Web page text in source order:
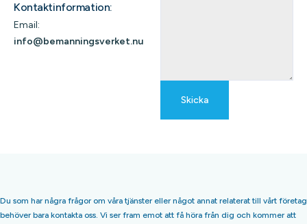
Kontaktinformation:
Email:
info@bemanningsverket.nu
Skicka
Du som har några frågor om våra tjänster eller något annat relaterat till vårt företag
behöver bara kontakta oss. Vi ser fram emot att få höra från dig och kommer att